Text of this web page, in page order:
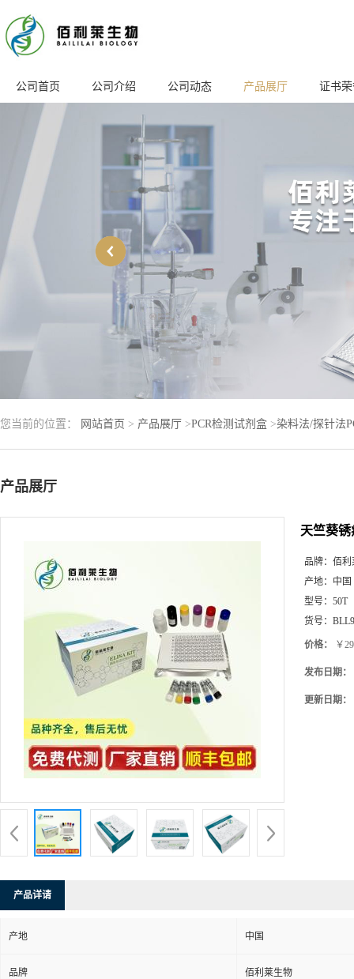
公司首页 公司介绍 公司动态 产品展厅 证书
您当前的位置： 网站首页 > 产品展厅 >PCR检测试剂盒 >染料法/探针法
产品展厅
天竺葵
品牌： 佰利
产地： 中国
型号： 50T
货号：
价格： ￥
发布日期：
更新日期：
产品详请
产地 中国
品牌 佰利莱生物